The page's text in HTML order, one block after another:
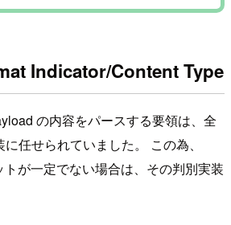
Indicator/Content Type
の内容をパースする要領は、全
任せられていました。 この為、
が一定でない場合は、その判別実装